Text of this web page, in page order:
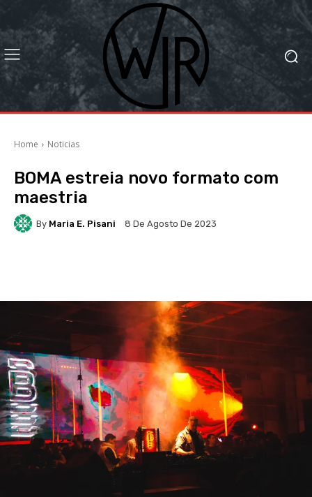
Home Noticias
BOMA estreia novo formato com
maestria
By Maria E. Pisani 8 De Agosto De 2023